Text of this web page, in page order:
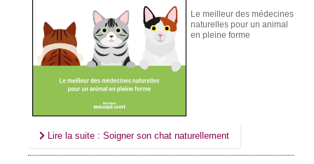
Le meilleur des médecines
naturelles pour un animal
en pleine forme
Lire la suite : Soigner son chat naturellement